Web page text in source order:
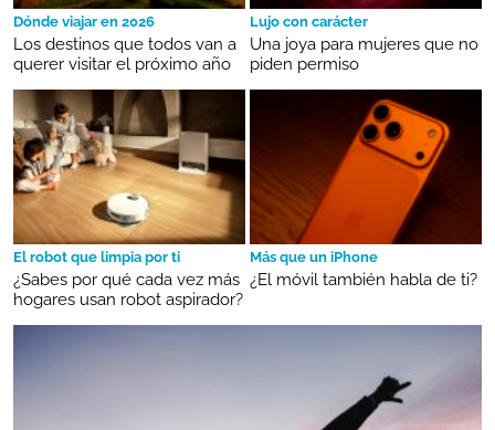
Dónde viajar en 2026
Los destinos que todos van a
querer visitar el próximo año
Lujo con carácter
Una joya para mujeres que no
piden permiso
El robot que limpia por ti
¿Sabes por qué cada vez más
hogares usan robot aspirador?
Más que un iPhone
¿El móvil también habla de ti?